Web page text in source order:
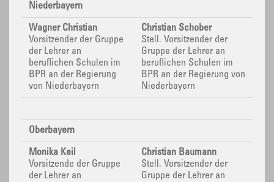
Niederbayern
Wagner Christian
Vorsitzender der Gruppe
der Lehrer an
beruflichen Schulen im
BPR an der Regierung
von Niederbayern
Christian Schober
Stell. Vorsitzender der
Gruppe der Lehrer an
beruflichen Schulen im
BPR an der Regierung von
Niederbayern
Oberbayern
Monika Keil
Vorsitzende der Gruppe
der Lehrer an
Christian Baumann
Stell. Vorsitzender der
Gruppe der Lehrer an